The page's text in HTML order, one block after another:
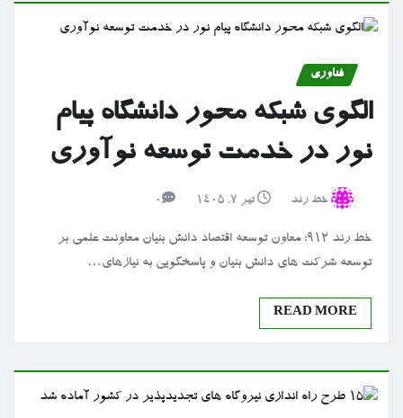
فناوری
الگوی شبکه محور دانشگاه پیام
نور در خدمت توسعه نوآوری
خط رند تیر ۷, ۱۴۰۵ 0
خط رند 912: معاون توسعه اقتصاد دانش بنیان معاونت علمی بر
توسعه شرکت های دانش بنیان و پاسخگویی به نیازهای…
READ MORE